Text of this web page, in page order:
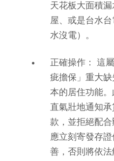
天花板大面積
屋、或是台水
水沒電）。
正確操作： 這
疵擔保」重大
本的居住功能
直氣壯地通知
款，並拒絕配
應立刻寄發存
善，否則將依